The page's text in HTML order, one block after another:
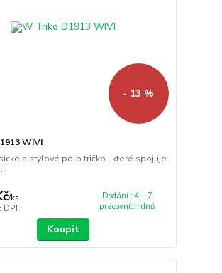
- 13 %
WIVI
a stylové polo tričko , které spojuje
/ks
DPH
Dodání : 4 - 7
pracovních dnů
Koupit